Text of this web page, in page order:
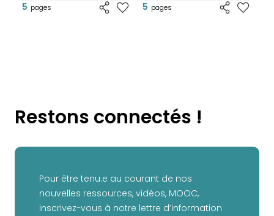
5 pages 5 pages
Restons connectés !
Pour être tenu.e au courant de nos
nouvelles ressources, vidéos, MOOC,
inscrivez-vous à notre lettre d’information